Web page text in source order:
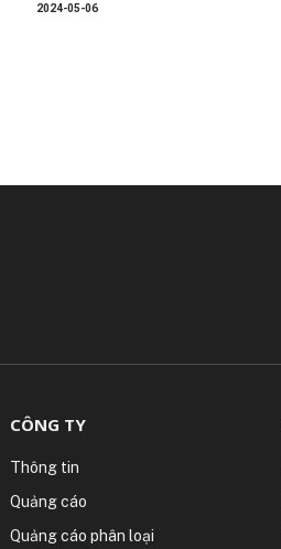
2024-05-06
CÔNG TY
Thông tin
Quảng cáo
Quảng cáo phân loại